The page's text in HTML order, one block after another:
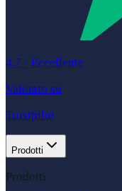
4.7 · Eccellente
Valutato su
Trustpilot
Prodotti
Prodotti